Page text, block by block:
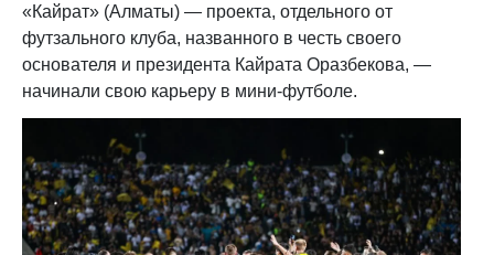
«Кайрат» (Алматы) — проекта, отдельного от
футзального клуба, названного в честь своего
основателя и президента Кайрата Оразбекова, —
начинали свою карьеру в мини-футболе.